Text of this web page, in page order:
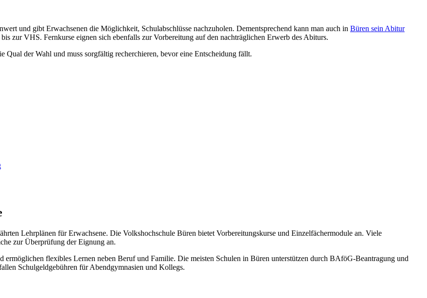
und gibt Erwachsenen die Möglichkeit, Schulabschlüsse nachzuholen. Dementsprechend kann man auch in Büren sein Abitur
zur VHS. Fernkurse eignen sich ebenfalls zur Vorbereitung auf den nachträglichen Erwerb des Abiturs.
der Wahl und muss sorgfältig recherchieren, bevor eine Entscheidung fällt.
Lehrplänen für Erwachsene. Die Volkshochschule Büren bietet Vorbereitungskurse und Einzelfächermodule an. Viele
zur Überprüfung der Eignung an.
flexibles Lernen neben Beruf und Familie. Die meisten Schulen in Büren unterstützen durch BAföG-Beantragung und
Schulgeldgebühren für Abendgymnasien und Kollegs.